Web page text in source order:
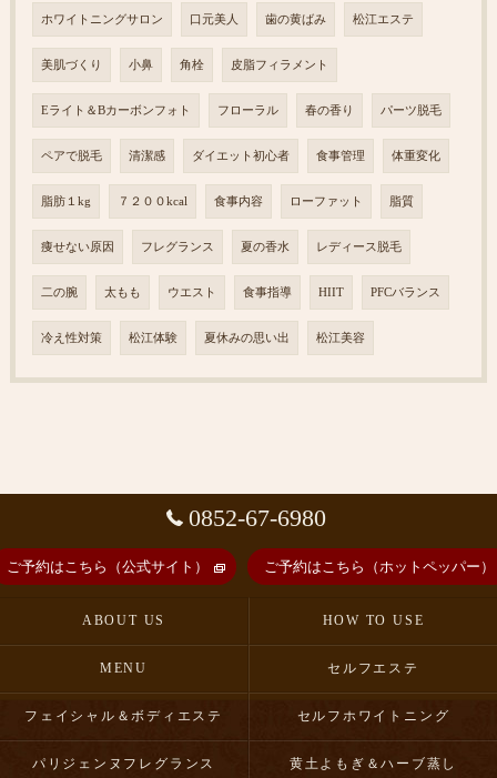
ホワイトニングサロン 口元美人 歯の黄ばみ 松江エステ
美肌づくり 小鼻 角栓 皮脂フィラメント
Eライト＆Bカーボンフォト フローラル 春の香り パーツ脱毛
ペアで脱毛 清潔感 ダイエット初心者 食事管理 体重変化
脂肪１kg ７２００kcal 食事内容 ローファット 脂質
痩せない原因 フレグランス 夏の香水 レディース脱毛
二の腕 太もも ウエスト 食事指導 HIIT PFCバランス
冷え性対策 松江体験 夏休みの思い出 松江美容
0852-67-6980
ご予約はこちら（公式サイト） ご予約はこちら（ホットペッパー）
ABOUT US HOW TO USE
MENU セルフエステ
フェイシャル＆ボディエステ セルフホワイトニング
パリジェンヌフレグランス 黄土よもぎ＆ハーブ蒸し